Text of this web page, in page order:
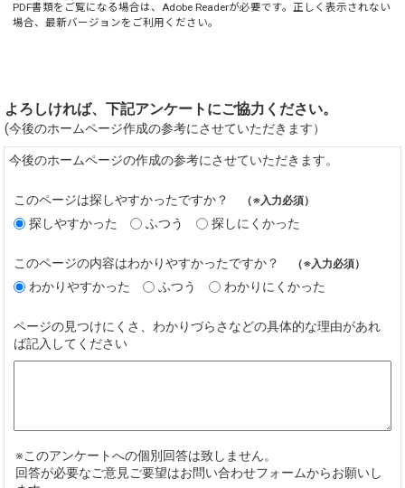
PDF書類をご覧になる場合は、Adobe Readerが必要です。正しく表示されない
場合、最新バージョンをご利用ください。